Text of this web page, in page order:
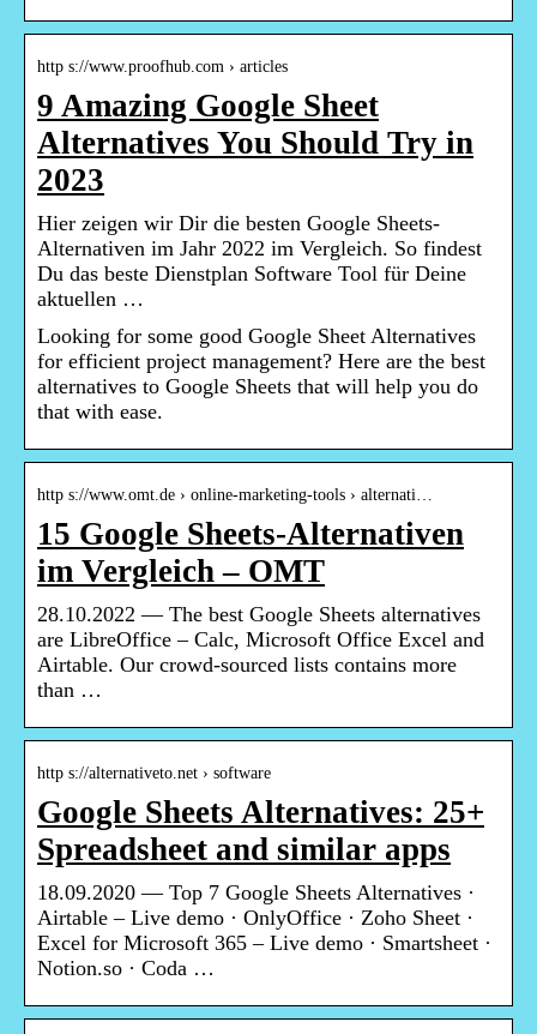
http s://www.proofhub.com › articles
9 Amazing Google Sheet
Alternatives You Should Try in
2023
Hier zeigen wir Dir die besten Google Sheets-
Alternativen im Jahr 2022 im Vergleich. So findest
Du das beste Dienstplan Software Tool für Deine
aktuellen …
Looking for some good Google Sheet Alternatives
for efficient project management? Here are the best
alternatives to Google Sheets that will help you do
that with ease.
http s://www.omt.de › online-marketing-tools › alternati…
15 Google Sheets-Alternativen
im Vergleich – OMT
28.10.2022 — The best Google Sheets alternatives
are LibreOffice – Calc, Microsoft Office Excel and
Airtable. Our crowd-sourced lists contains more
than …
http s://alternativeto.net › software
Google Sheets Alternatives: 25+
Spreadsheet and similar apps
18.09.2020 — Top 7 Google Sheets Alternatives ·
Airtable – Live demo · OnlyOffice · Zoho Sheet ·
Excel for Microsoft 365 – Live demo · Smartsheet ·
Notion.so · Coda …